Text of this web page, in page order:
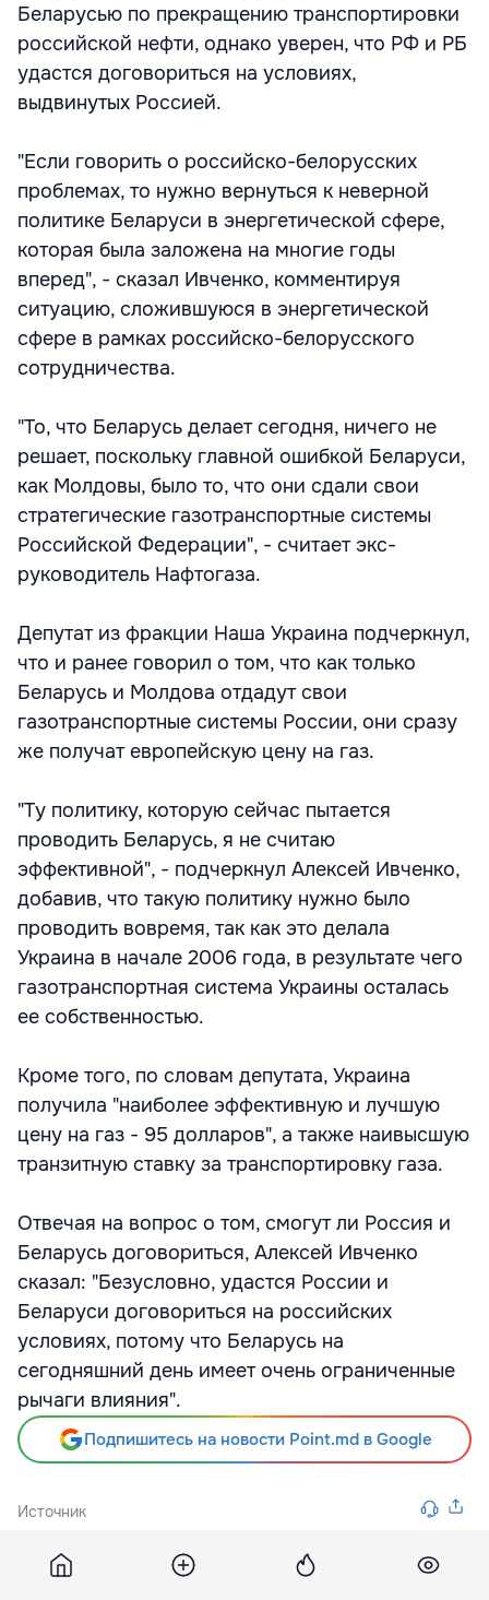
Беларусью по прекращению транспортировки
российской нефти, однако уверен, что РФ и РБ
удастся договориться на условиях,
выдвинутых Россией.
"Если говорить о российско-белорусских
проблемах, то нужно вернуться к неверной
политике Беларуси в энергетической сфере,
которая была заложена на многие годы
вперед", - сказал Ивченко, комментируя
ситуацию, сложившуюся в энергетической
сфере в рамках российско-белорусского
сотрудничества.
"То, что Беларусь делает сегодня, ничего не
решает, поскольку главной ошибкой Беларуси,
как Молдовы, было то, что они сдали свои
стратегические газотранспортные системы
Российской Федерации", - считает экс-
руководитель Нафтогаза.
Депутат из фракции Наша Украина подчеркнул,
что и ранее говорил о том, что как только
Беларусь и Молдова отдадут свои
газотранспортные системы России, они сразу
же получат европейскую цену на газ.
"Ту политику, которую сейчас пытается
проводить Беларусь, я не считаю
эффективной", - подчеркнул Алексей Ивченко,
добавив, что такую политику нужно было
проводить вовремя, так как это делала
Украина в начале 2006 года, в результате чего
газотранспортная система Украины осталась
ее собственностью.
Кроме того, по словам депутата, Украина
получила "наиболее эффективную и лучшую
цену на газ - 95 долларов", а также наивысшую
транзитную ставку за транспортировку газа.
Отвечая на вопрос о том, смогут ли Россия и
Беларусь договориться, Алексей Ивченко
сказал: "Безусловно, удастся России и
Беларуси договориться на российских
условиях, потому что Беларусь на
сегодняшний день имеет очень ограниченные
рычаги влияния".
Подпишитесь на новости Point.md в Google
Источник